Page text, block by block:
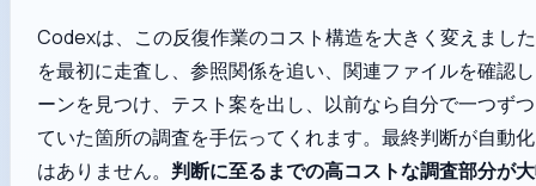
Codexは、この反復作業のコスト構造を大きく変えまし
を最初に走査し、参照関係を追い、関連ファイルを確認
ーンを見つけ、テスト案を出し、以前なら自分で一つず
ていた箇所の調査を手伝ってくれます。最終判断が自動
はありません。 判断に至るまでの高コストな調査部分が